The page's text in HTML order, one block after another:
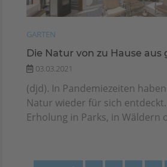
GARTEN
Die Natur von zu Hause aus
03.03.2021
(djd). In Pandemiezeiten
Natur wieder für sich entdeckt.
Erholung in Parks, in Wäldern